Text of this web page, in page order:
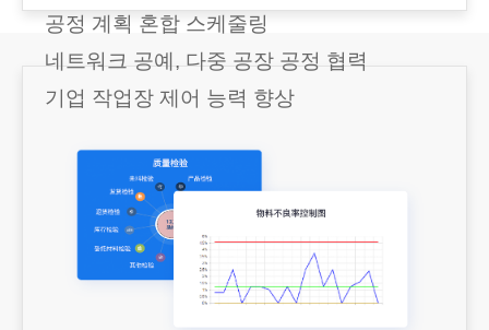
공정 계획 혼합 스케줄링
네트워크 공예, 다중 공장 공정 협력
기업 작업장 제어 능력 향상